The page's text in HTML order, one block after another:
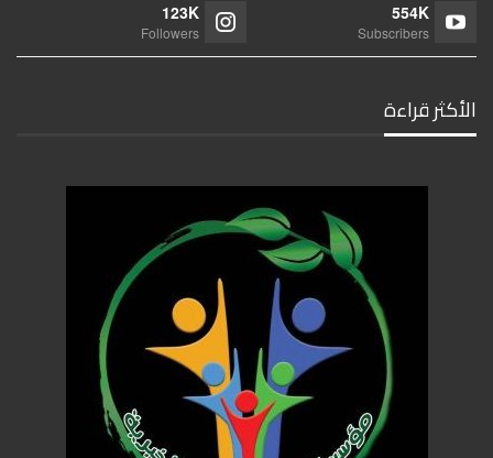
554K
Subscribers
123K
Followers
الأكثر قراءة